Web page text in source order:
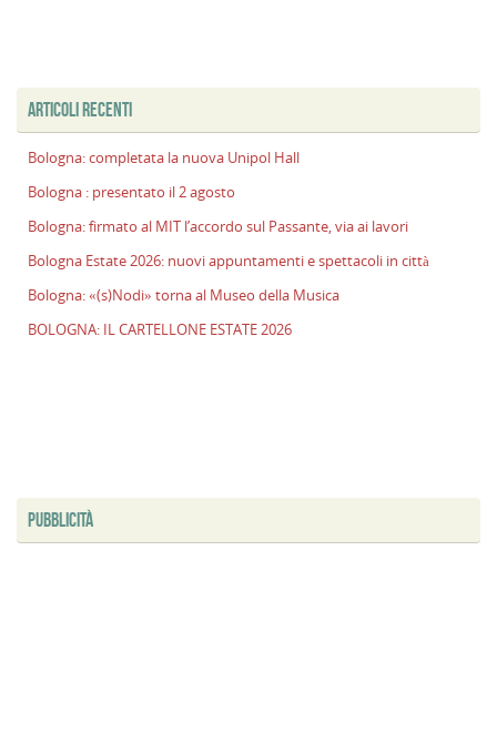
ARTICOLI RECENTI
Bologna: completata la nuova Unipol Hall
Bologna : presentato il 2 agosto
Bologna: firmato al MIT l’accordo sul Passante, via ai lavori
Bologna Estate 2026: nuovi appuntamenti e spettacoli in città
Bologna: «(s)Nodi» torna al Museo della Musica
BOLOGNA: IL CARTELLONE ESTATE 2026
PUBBLICITÀ